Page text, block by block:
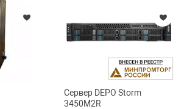
Сервер DEPO Storm
3450M2R